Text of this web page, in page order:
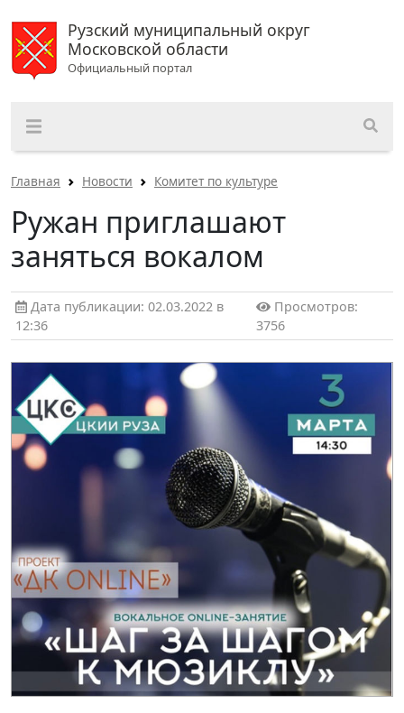
Рузский муниципальный округ
Московской области
Официальный портал
Главная Новости Комитет по культуре
Ружан приглашают
заняться вокалом
Дата публикации: 02.03.2022 в
12:36
Просмотров:
3756